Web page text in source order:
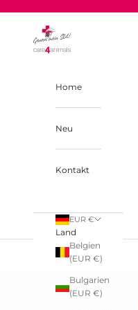
care4animals
Home
Neu
Kontakt
EUR €
Land
Belgien
(EUR €)
Bulgarien
(EUR €)